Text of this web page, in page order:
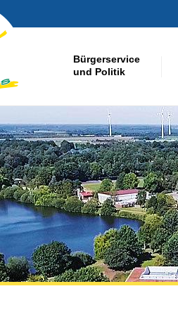
Bürgerservice
und Politik